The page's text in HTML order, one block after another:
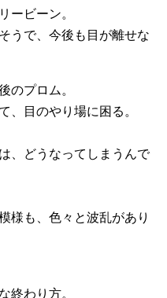
ービーン。
うで、今後も目が離せな
のプロム。
、目のやり場に困る。
、どうなってしまうんで
様も、色々と波乱があり
終わり方。